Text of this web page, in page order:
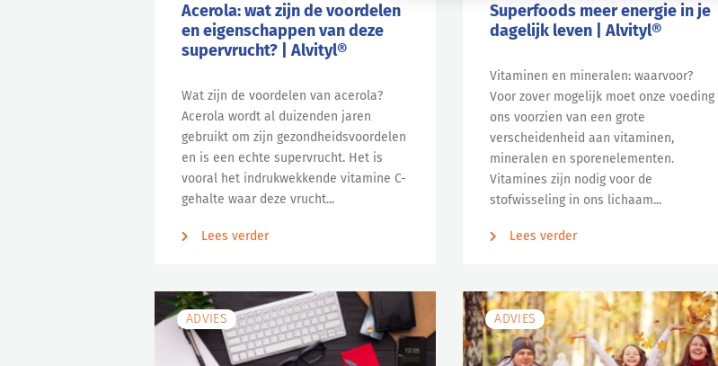
Acerola: wat zijn de voordelen
en eigenschappen van deze
supervrucht? | Alvityl®
Wat zijn de voordelen van acerola?
Acerola wordt al duizenden jaren
gebruikt om zijn gezondheidsvoordelen
en is een echte supervrucht. Het is
vooral het indrukwekkende vitamine C-
gehalte waar deze vrucht...
Lees verder
Superfoods meer energie in je
dagelijk leven | Alvityl®
Vitaminen en mineralen: waarvoor?
Voor zover mogelijk moet onze voeding
ons voorzien van een grote
verscheidenheid aan vitaminen,
mineralen en sporenelementen.
Vitamines zijn nodig voor de
stofwisseling in ons lichaam...
Lees verder
ADVIES ADVIES